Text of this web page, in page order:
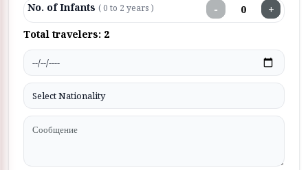
No. of Infants ( 0 to 2 years ) − +
Total travelers: 2